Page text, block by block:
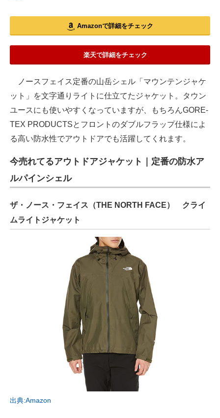
Amazonで詳細をチェック
楽天で詳細をチェック
ノースフェイス定番の山岳シェル「マウンテンジャケ
ット」を文字通りライトに仕立てたジャケット。タウン
ユースにも使いやすくなっていますが、もちろんGORE-
TEX PRODUCTSとフロントのダブルフラップ仕様によ
る高い防水性でアウトドアでも活躍してくれます。
今売れてるアウトドアジャケット｜定番の防水ア
ルパインシェル
ザ・ノース・フェイス（THE NORTH FACE） クライ
ムライトジャケット
出典:Amazon